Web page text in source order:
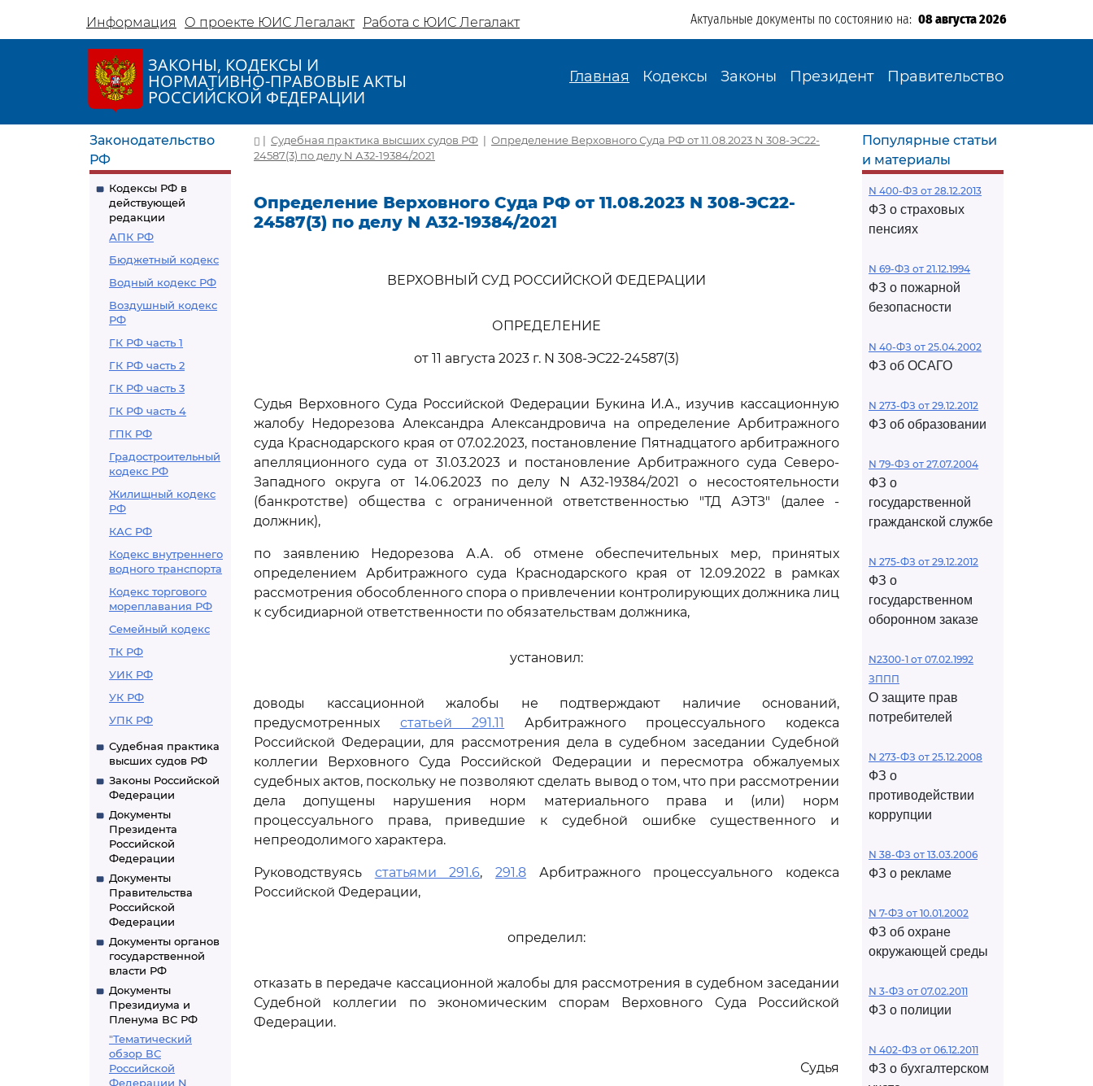
Информация О проекте ЮИС Легалакт Работа с ЮИС Легалакт Актуальные документы по состоянию на: 08 августа 2026
ЗАКОНЫ, КОДЕКСЫ И
НОРМАТИВНО-ПРАВОВЫЕ АКТЫ
РОССИЙСКОЙ ФЕДЕРАЦИИ
Главная Кодексы Законы Президент Правительство
Законодательство
РФ
Кодексы РФ в
действующей
редакции
АПК РФ
Бюджетный кодекс
Водный кодекс РФ
Воздушный кодекс
РФ
ГК РФ часть 1
ГК РФ часть 2
ГК РФ часть 3
ГК РФ часть 4
ГПК РФ
Градостроительный
кодекс РФ
Жилищный кодекс
РФ
КАС РФ
Кодекс внутреннего
водного транспорта
Кодекс торгового
мореплавания РФ
Семейный кодекс
ТК РФ
УИК РФ
УК РФ
УПК РФ
Судебная практика
высших судов РФ
Законы Российской
Федерации
Документы
Президента
Российской
Федерации
Документы
Правительства
Российской
Федерации
Документы органов
государственной
власти РФ
Документы
Президиума и
Пленума ВС РФ
"Тематический
обзор ВС
Российской
Федерации N
| Судебная практика высших судов РФ | Определение Верховного Суда РФ от 11.08.2023 N 308-ЭС22-
24587(3) по делу N А32-19384/2021
Определение Верховного Суда РФ от 11.08.2023 N 308-ЭС22-
24587(3) по делу N А32-19384/2021
ВЕРХОВНЫЙ СУД РОССИЙСКОЙ ФЕДЕРАЦИИ
ОПРЕДЕЛЕНИЕ
от 11 августа 2023 г. N 308-ЭС22-24587(3)
Судья Верховного Суда Российской Федерации Букина И.А., изучив кассационную
жалобу Недорезова Александра Александровича на определение Арбитражного
суда Краснодарского края от 07.02.2023, постановление Пятнадцатого арбитражного
апелляционного суда от 31.03.2023 и постановление Арбитражного суда Северо-
Западного округа от 14.06.2023 по делу N А32-19384/2021 о несостоятельности
(банкротстве) общества с ограниченной ответственностью "ТД АЭТЗ" (далее -
должник),
по заявлению Недорезова А.А. об отмене обеспечительных мер, принятых
определением Арбитражного суда Краснодарского края от 12.09.2022 в рамках
рассмотрения обособленного спора о привлечении контролирующих должника лиц
к субсидиарной ответственности по обязательствам должника,
установил:
доводы кассационной жалобы не подтверждают наличие оснований,
предусмотренных статьей 291.11
Арбитражного процессуального кодекса
Российской Федерации, для рассмотрения дела в судебном заседании Судебной
коллегии Верховного Суда Российской Федерации и пересмотра обжалуемых
судебных актов, поскольку не позволяют сделать вывод о том, что при рассмотрении
дела допущены нарушения норм материального права и (или) норм
процессуального права, приведшие к судебной ошибке существенного и
непреодолимого характера.
Руководствуясь статьями 291.6,291.8 Арбитражного процессуального кодекса
Российской Федерации,
определил:
отказать в передаче кассационной жалобы для рассмотрения в судебном заседании
Судебной коллегии по экономическим спорам Верховного Суда Российской
Федерации.
Судья
Популярные статьи
и материалы
N 400-ФЗ от 28.12.2013
ФЗ о страховых
пенсиях
N 69-ФЗ от 21.12.1994
ФЗ о пожарной
безопасности
N 40-ФЗ от 25.04.2002
ФЗ об ОСАГО
N 273-ФЗ от 29.12.2012
ФЗ об образовании
N 79-ФЗ от 27.07.2004
ФЗ о
государственной
гражданской службе
N 275-ФЗ от 29.12.2012
ФЗ о
государственном
оборонном заказе
N2300-1 от 07.02.1992
ЗППП
О защите прав
потребителей
N 273-ФЗ от 25.12.2008
ФЗ о
противодействии
коррупции
N 38-ФЗ от 13.03.2006
ФЗ о рекламе
N 7-ФЗ от 10.01.2002
ФЗ об охране
окружающей среды
N 3-ФЗ от 07.02.2011
ФЗ о полиции
N 402-ФЗ от 06.12.2011
ФЗ о бухгалтерском